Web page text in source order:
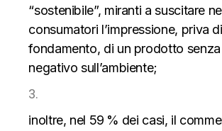
“sostenibile”, miranti a suscitare
consumatori l’impressione, priva di
fondamento, di un prodotto
negativo sull’ambiente;
inoltre, nel 59 % dei casi, il